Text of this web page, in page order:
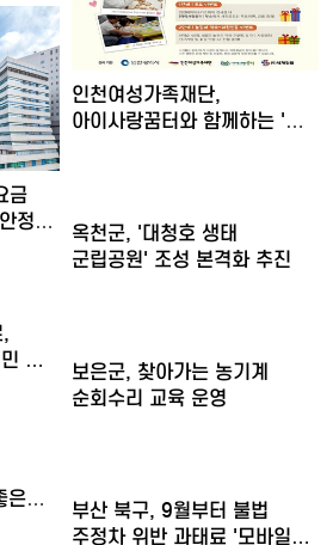
인천여성가족재단,
아이사랑꿈터와 함께하는 '놀
금
정
옥천군, '대청호 생태
군립공원' 조성 본격화 추진
민 …
보은군, 찾아가는 농기계
순회수리 교육 운영
은
부산 북구, 9월부터 불법
주정차 위반 과태료 '모바일…